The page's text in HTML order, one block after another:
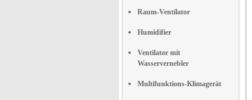
Raum-Ventilator
Humidifier
Ventilator mit
Wasservernebler
Multifunktions-Klimagerät